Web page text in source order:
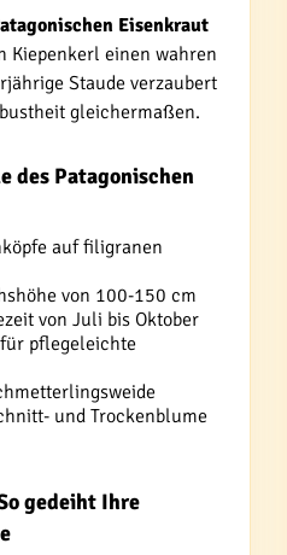
Eisenkraut
Kiepenkerl einen wahren
Staude verzaubert
gleichermaßen.
des Patagonischen
auf filigranen
von 100-150 cm
von Juli bis Oktober
pflegeleichte
und Trockenblume
gedeiht Ihre